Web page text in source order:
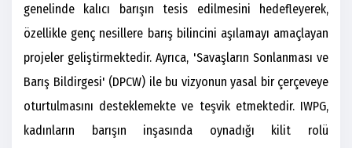
genelinde kalıcı barışın tesis edilmesini hedefleyerek,
özellikle genç nesillere barış bilincini aşılamayı amaçlayan
projeler geliştirmektedir. Ayrıca, 'Savaşların Sonlanması ve
Barış Bildirgesi' (DPCW) ile bu vizyonun yasal bir çerçeveye
oturtulmasını desteklemekte ve teşvik etmektedir. IWPG,
kadınların barışın inşasında oynadığı kilit rolü